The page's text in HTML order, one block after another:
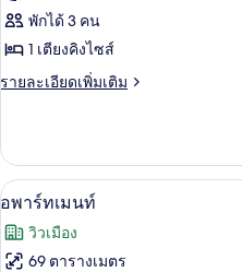
Suite
Eiffel
Haute
Couture
พักได้ 3 คน
1 เตียงคิงไซส์
รายละเอียดเพิ่มเติม
ราย
เกี่ยว
กับ
Suite
Haute
Couture
เปิด
ภาพถ่าย
ทั้งหมด
5
อพาร์ทเมนท์
วิวเมือง
69 ตารางเมตร